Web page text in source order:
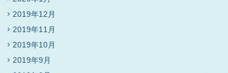
2019年12月
2019年11月
2019年10月
2019年9月